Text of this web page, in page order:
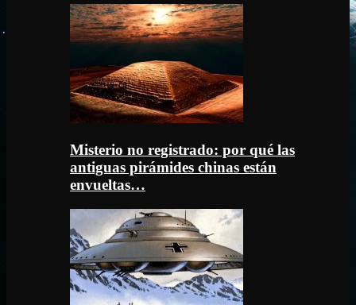
Misterio no registrado: por qué las
antiguas pirámides chinas están
envueltas…